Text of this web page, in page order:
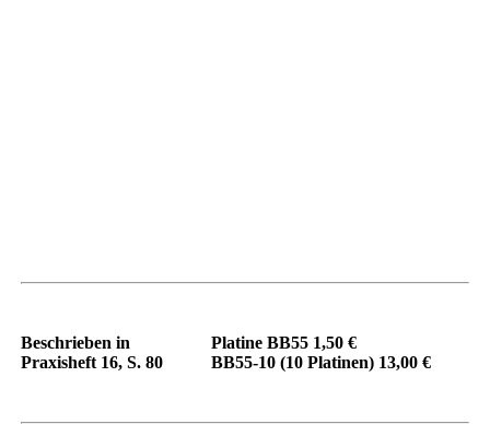
Beschrieben in
Praxisheft 16, S. 80
Platine BB55 1,50 €
BB55-10 (10 Platinen) 13,00 €